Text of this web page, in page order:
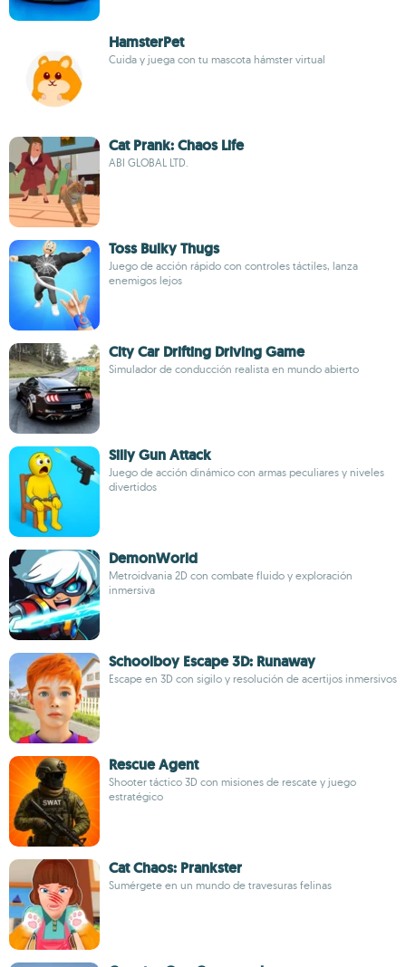
HamsterPet
Cuida y juega con tu mascota hámster virtual
Cat Prank: Chaos Life
ABI GLOBAL LTD.
Toss Bulky Thugs
Juego de acción rápido con controles táctiles, lanza
enemigos lejos
City Car Drifting Driving Game
Simulador de conducción realista en mundo abierto
Silly Gun Attack
Juego de acción dinámico con armas peculiares y niveles
divertidos
DemonWorld
Metroidvania 2D con combate fluido y exploración
inmersiva
Schoolboy Escape 3D: Runaway
Escape en 3D con sigilo y resolución de acertijos inmersivos
Rescue Agent
Shooter táctico 3D con misiones de rescate y juego
estratégico
Cat Chaos: Prankster
Sumérgete en un mundo de travesuras felinas